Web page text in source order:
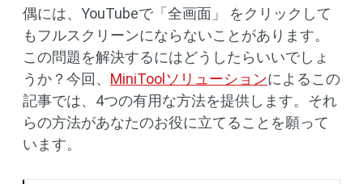
偶には、YouTubeで「全画面」 をクリックして
もフルスクリーンにならないことがあります。
この問題を解決するにはどうしたらいいでしょ
うか？今回、 MiniToolソリューションによるこの
記事では、4つの有用な方法を提供します。それ
らの方法があなたのお役に立てることを願って
います。